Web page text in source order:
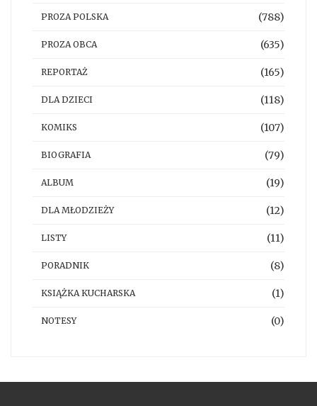
PROZA POLSKA (788)
PROZA OBCA (635)
REPORTAŻ (165)
DLA DZIECI (118)
KOMIKS (107)
BIOGRAFIA (79)
ALBUM (19)
DLA MŁODZIEŻY (12)
LISTY (11)
PORADNIK (8)
KSIĄŻKA KUCHARSKA (1)
NOTESY (0)